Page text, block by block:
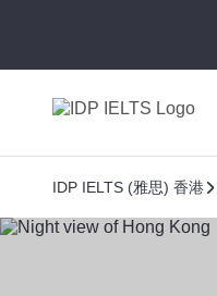
IDP IELTS (雅思) 香港